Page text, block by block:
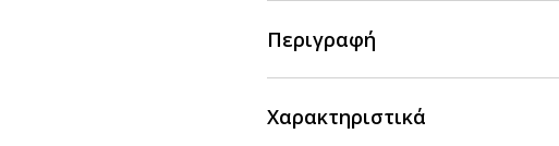
Περιγραφή
Χαρακτηριστικά